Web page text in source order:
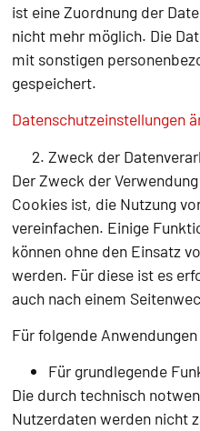
ist eine Zuordnung der
nicht mehr möglich. Die
mit sonstigen
gespeichert.
Datenschutzeinstellungen
Zweck der
Der Zweck der
Cookies ist, die Nutzung
vereinfachen. Einige
können ohne den Einsatz
werden. Für diese ist es
auch nach einem
Für folgende
Für grundlegende
Die durch technisch
Nutzerdaten werden nicht